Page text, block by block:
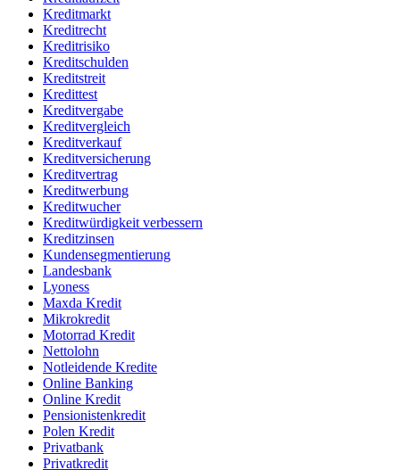
Kreditmarkt
Kreditrecht
Kreditrisiko
Kreditschulden
Kreditstreit
Kredittest
Kreditvergabe
Kreditvergleich
Kreditverkauf
Kreditversicherung
Kreditvertrag
Kreditwerbung
Kreditwucher
Kreditwürdigkeit verbessern
Kreditzinsen
Kundensegmentierung
Landesbank
Lyoness
Maxda Kredit
Mikrokredit
Motorrad Kredit
Nettolohn
Notleidende Kredite
Online Banking
Online Kredit
Pensionistenkredit
Polen Kredit
Privatbank
Privatkredit